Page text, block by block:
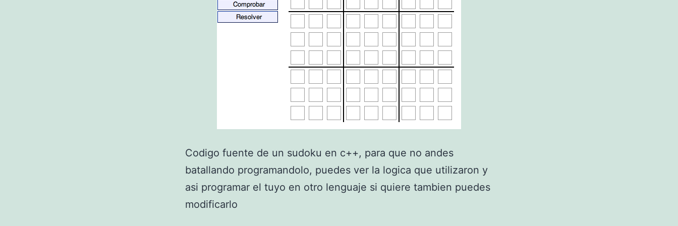
a
u
r
i
o
v
c
a
’
Codigo fuente de un sudoku en c++, para que no andes
batallando programandolo, puedes ver la logica que utilizaron y
asi programar el tuyo en otro lenguaje si quiere tambien puedes
modificarlo